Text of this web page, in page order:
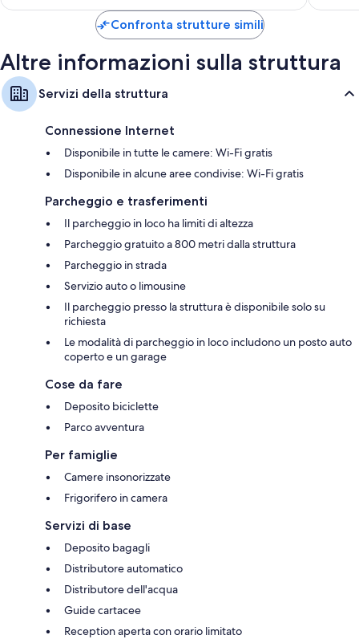
Guardaroba o armadi, frigoriferi e bollitore elettrico
200 €
di
Confronta strutture simili
Altre informazioni sulla struttura
Servizi della struttura
Connessione Internet
Disponibile in tutte le camere: Wi-Fi gratis
Disponibile in alcune aree condivise: Wi-Fi gratis
Parcheggio e trasferimenti
Il parcheggio in loco ha limiti di altezza
Parcheggio gratuito a 800 metri dalla struttura
Parcheggio in strada
Servizio auto o limousine
Il parcheggio presso la struttura è disponibile solo su
richiesta
Le modalità di parcheggio in loco includono un posto auto
coperto e un garage
Cose da fare
Deposito biciclette
Parco avventura
Per famiglie
Camere insonorizzate
Frigorifero in camera
Servizi di base
Deposito bagagli
Distributore automatico
Distributore dell'acqua
Guide cartacee
Reception aperta con orario limitato